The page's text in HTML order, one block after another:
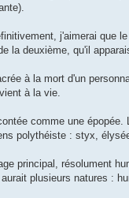
j'aimerai que
la deuxième, qu'il
à la mort d'un
à la vie.
comme une
polythéiste : styx,
principal, résolument
plusieurs natures :